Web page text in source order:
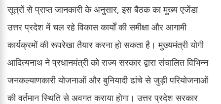
सूत्रों से प्राप्त जानकारी के अनुसार, इस बैठक का मुख्य एजेंडा
उत्तर प्रदेश में चल रहे विकास कार्यों की समीक्षा और आगामी
कार्यक्रमों की रूपरेखा तैयार करना हो सकता है। मुख्यमंत्री योगी
आदित्यनाथ ने प्रधानमंत्री को राज्य सरकार द्वारा संचालित विभिन्न
जनकल्याणकारी योजनाओं और बुनियादी ढांचे से जुड़ी परियोजनाओं
की वर्तमान स्थिति से अवगत कराया होगा। उत्तर प्रदेश सरकार